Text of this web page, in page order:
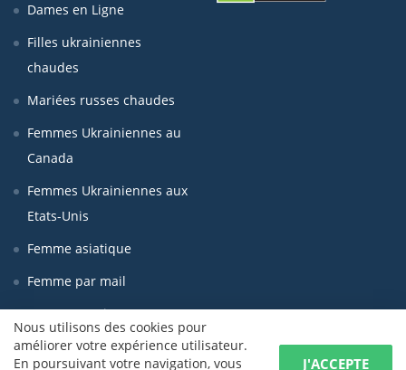
Dames en Ligne
Filles ukrainiennes
chaudes
Mariées russes chaudes
Femmes Ukrainiennes au
Canada
Femmes Ukrainiennes aux
Etats-Unis
Femme asiatique
Femme par mail
Femmes seniors
Nous utilisons des cookies pour
améliorer votre expérience utilisateur.
En poursuivant votre navigation, vous
J'ACCEPTE